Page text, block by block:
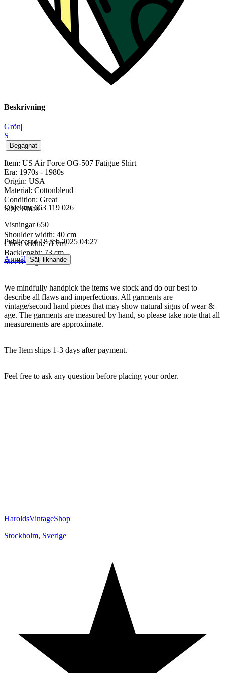
Beskrivning
Grön|
S
|
Begagnat
Item: US Air Force OG-507 Fatigue Shirt
Era: 1970s - 1980s
Origin: USA
Material: Cottonblend
Condition: Great
Size: Small
Shoulder width: 40 cm
Chest width: 51 cm
Backlenght: 73 cm
Sleevelenght: 58 cm
We mindfully handpick the items we stock and do our best to
describe all flaws and imperfections. All garments are
vintage/second hand pieces that may show natural signs of wear &
age. The garments are measured by hand, so please take note that all
measurements are approximate.
The Item ships 1-3 days after payment.
Feel free to ask any question before placing your order.
Objektnr 663 119 026
Visningar 650
Publicerad 18 feb 2025 04:27
Anmäl Sälj liknande
HaroldsVintageShop
Stockholm, Sverige